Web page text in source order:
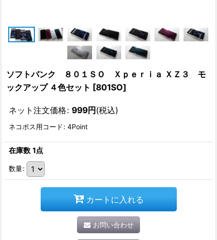
ソフトバンク ８０１ＳＯ Ｘｐｅｒｉａ ＸＺ３ モ
ックアップ ４色セット [801SO]
ネット注文価格: 999円(税込)
ネコポス用コード : 4Point
在庫数 1点
数量:
カートに入れる
お問い合わせ